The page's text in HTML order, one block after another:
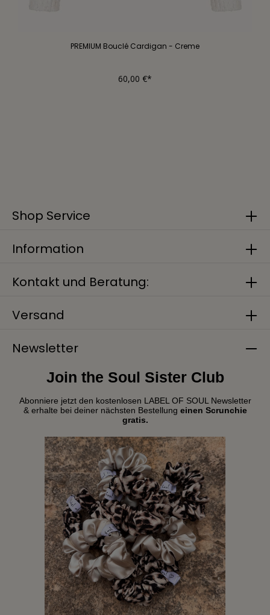
PREMIUM Bouclé Cardigan - Creme
60,00 €*
Kontakt und Beratung:
Versand
Newsletter
Join the Soul Sister Club
Abonniere jetzt den kostenlosen LABEL OF SOUL Newsletter
& erhalte bei deiner nächsten Bestellung einen Scrunchie
gratis.
Shop Service
Information